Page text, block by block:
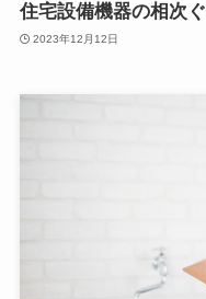
住宅設備機器の相次
2023年12月12日